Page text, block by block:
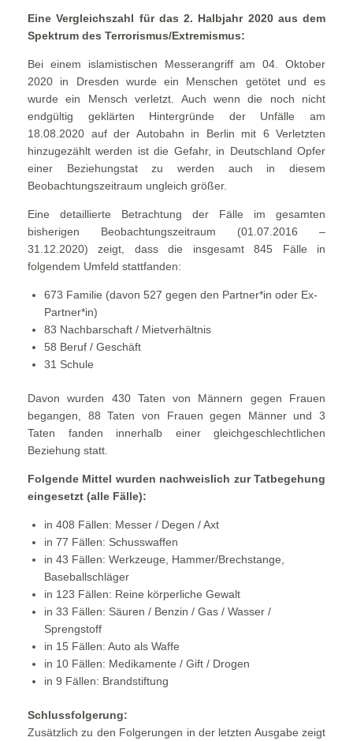
Eine Vergleichszahl für das 2. Halbjahr 2020 aus dem
Spektrum des Terrorismus/Extremismus:
Bei einem islamistischen Messerangriff am 04. Oktober
2020 in Dresden wurde ein Menschen getötet und es
wurde ein Mensch verletzt. Auch wenn die noch nicht
endgültig geklärten Hintergründe der Unfälle am
18.08.2020 auf der Autobahn in Berlin mit 6 Verletzten
hinzugezählt werden ist die Gefahr, in Deutschland Opfer
einer Beziehungstat zu werden auch in diesem
Beobachtungszeitraum ungleich größer.
Eine detaillierte Betrachtung der Fälle im gesamten
bisherigen Beobachtungszeitraum (01.07.2016 –
31.12.2020) zeigt, dass die insgesamt 845 Fälle in
folgendem Umfeld stattfanden:
673 Familie (davon 527 gegen den Partner*in oder Ex-
Partner*in)
83 Nachbarschaft / Mietverhältnis
58 Beruf / Geschäft
31 Schule
Davon wurden 430 Taten von Männern gegen Frauen
begangen, 88 Taten von Frauen gegen Männer und 3
Taten fanden innerhalb einer gleichgeschlechtlichen
Beziehung statt.
Folgende Mittel wurden nachweislich zur Tatbegehung
eingesetzt (alle Fälle):
in 408 Fällen: Messer / Degen / Axt
in 77 Fällen: Schusswaffen
in 43 Fällen: Werkzeuge, Hammer/Brechstange,
Baseballschläger
in 123 Fällen: Reine körperliche Gewalt
in 33 Fällen: Säuren / Benzin / Gas / Wasser /
Sprengstoff
in 15 Fällen: Auto als Waffe
in 10 Fällen: Medikamente / Gift / Drogen
in 9 Fällen: Brandstiftung
Schlussfolgerung:
Zusätzlich zu den Folgerungen in der letzten Ausgabe zeigt